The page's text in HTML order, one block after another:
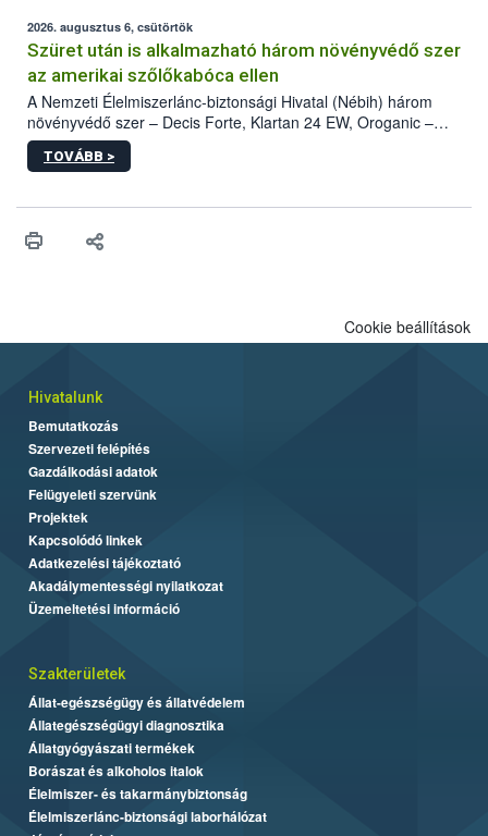
az intenzív felderítést, emellett az intézkedéseket a szlovák
hatósággal is összehangolják a terjedés megállítása érdekében.
2026. augusztus 6, csütörtök
Szüret után is alkalmazható három növényvédő szer
az amerikai szőlőkabóca ellen
A Nemzeti Élelmiszerlánc-biztonsági Hivatal (Nébih) három
növényvédő szer – Decis Forte, Klartan 24 EW, Oroganic –
engedélyokiratát módosította, így azok a szüretet követően,
egészen a vesszőérettség (BBCH 91) stádiumáig
érésű szőlőkben is legyen lehetőség a károsító elleni további
felhasználók számára is elérhető és ökológiai termesztésben is
TOVÁBB >
Cookie beállítások
Hivatalunk
Bemutatkozás
Szervezeti felépítés
Gazdálkodási adatok
Felügyeleti szervünk
Projektek
Kapcsolódó linkek
Adatkezelési tájékoztató
Akadálymentességi nyilatkozat
Üzemeltetési információ
Szakterületek
Állat-egészségügy és állatvédelem
Állategészségügyi diagnosztika
Állatgyógyászati termékek
Borászat és alkoholos italok
Élelmiszer- és takarmánybiztonság
Élelmiszerlánc-biztonsági laborhálózat